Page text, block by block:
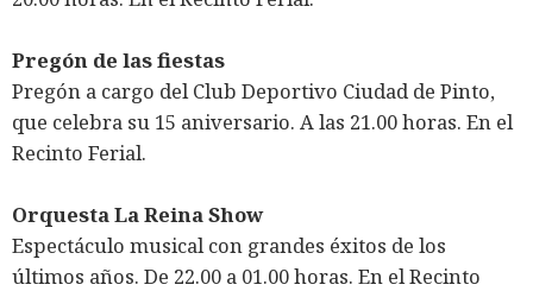
Pregón de las fiestas
Pregón a cargo del Club Deportivo Ciudad de Pinto,
que celebra su 15 aniversario. A las 21.00 horas. En el
Recinto Ferial.
Orquesta La Reina Show
Espectáculo musical con grandes éxitos de los
últimos años. De 22.00 a 01.00 horas. En el Recinto